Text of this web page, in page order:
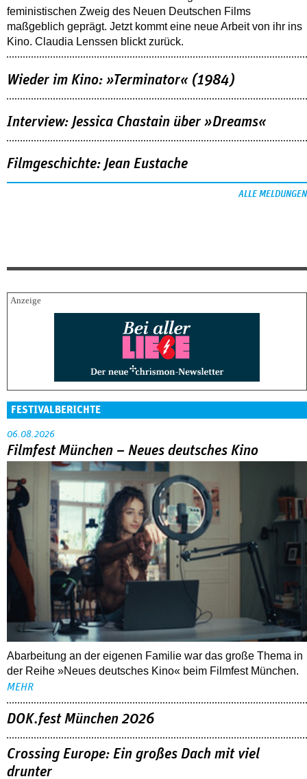
feministischen Zweig des Neuen Deutschen Films
maßgeblich geprägt. Jetzt kommt eine neue Arbeit von ihr ins
Kino. Claudia Lenssen blickt zurück.
Wieder im Kino: »Terminator« (1984)
Interview: Jessica Chastain über »Dreams«
Filmgeschichte: Jean Eustache
ALLE MELDUNGEN
FESTIVALBERICHTE
06.08.2026
Filmfest München – Neues deutsches Kino
Abarbeitung an der eigenen Familie war das große Thema in
der Reihe »Neues deutsches Kino« beim Filmfest München.
MEHR
DOK.fest München 2026
Crossing Europe: Ein großes Dach mit viel
drunter